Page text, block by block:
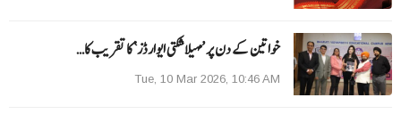
خواتین کے دن پر ’مہیلا شکتی ایوارڈز‘ کا تقریب کا…
Tue, 10 Mar 2026, 10:46 AM